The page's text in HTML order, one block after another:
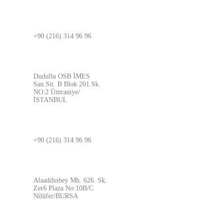
+90 (216) 314 96 96
Dudullu OSB İMES
San.Sit. B Blok 201.Sk.
NO:2 Ümraniye/
İSTANBUL
+90 (216) 314 96 96
Alaaddinbey Mh. 626. Sk.
Zer6 Plaza No:10B/C
Nilüfer/BURSA